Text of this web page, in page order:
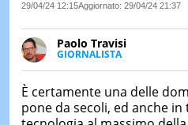
29/04/24 12:15Aggiornato: 29/04/24 21:37
Paolo Travisi
GIORNALISTA
Giornalista
tecnologia, scienza e
lampadina sempre
nel suo lavoro.
È certamente una delle
pone da secoli, ed anche